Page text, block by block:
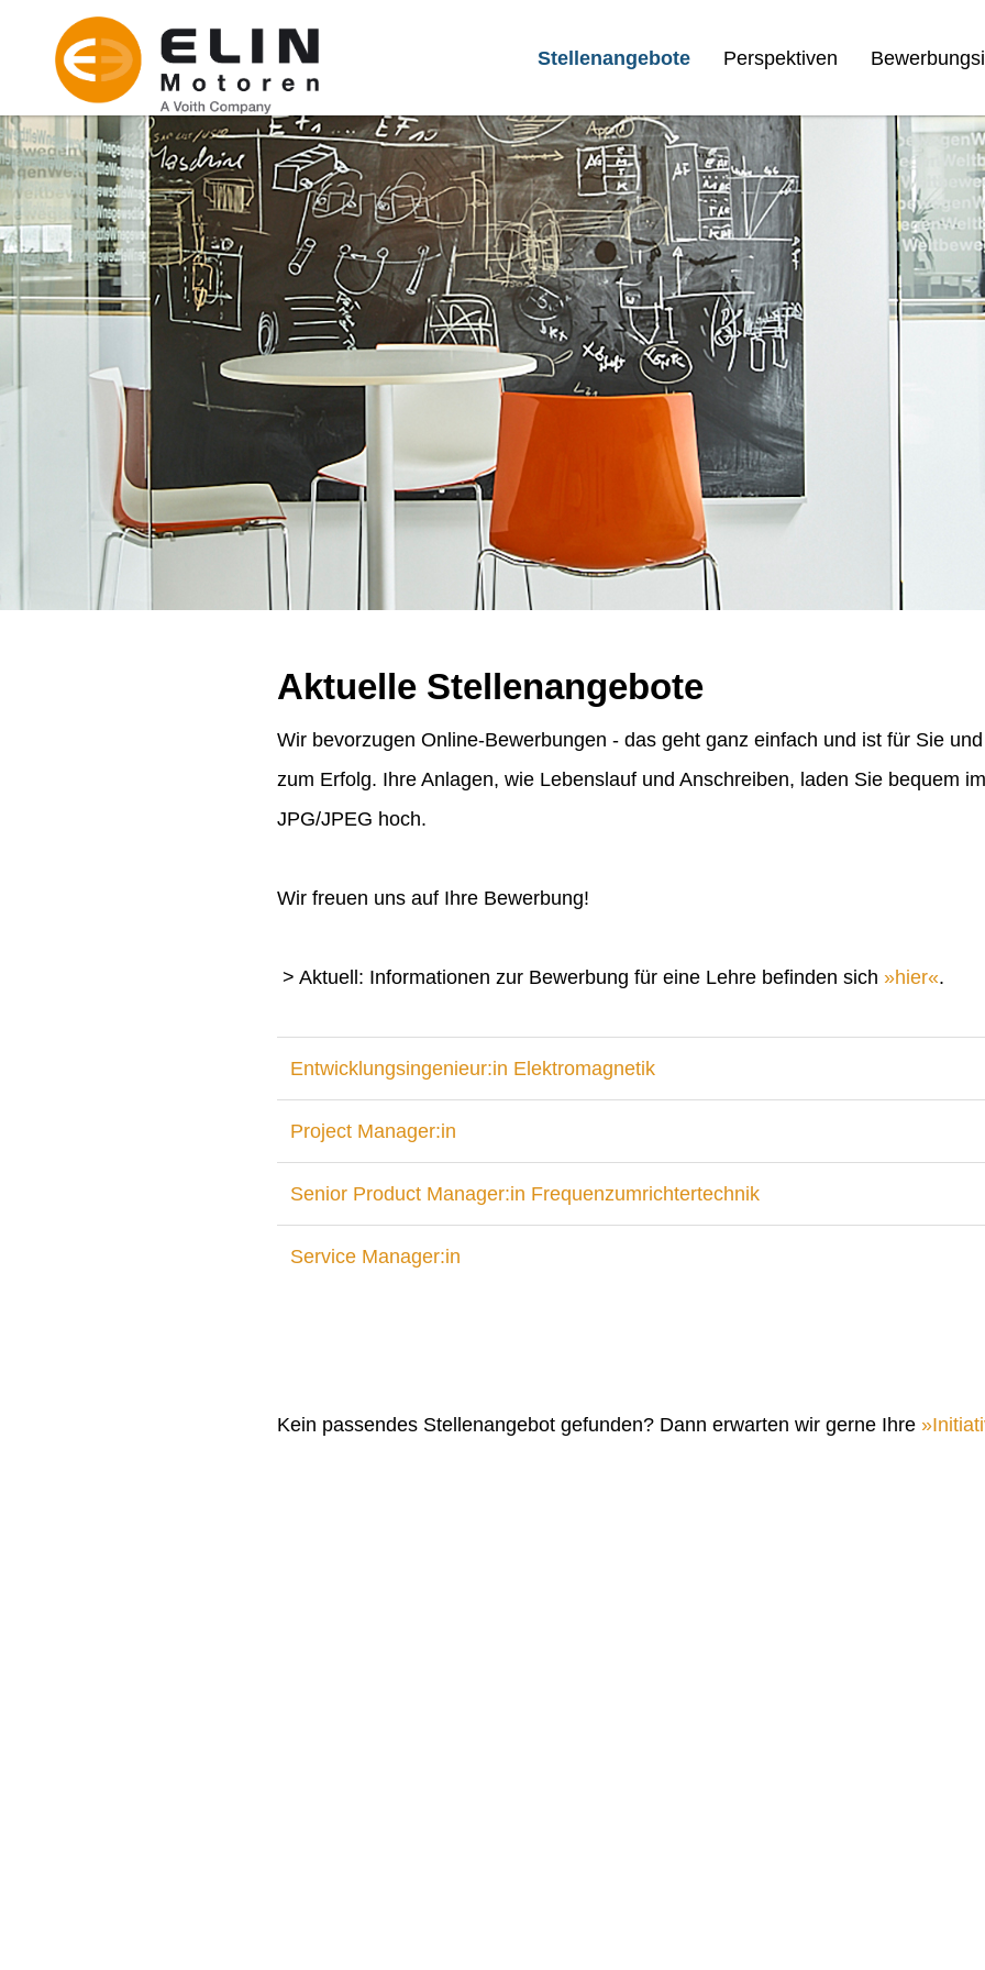
Stellenangebote Perspektiven
Aktuelle Stellenangebote
Wir bevorzugen Online-Bewerbungen - das geht ganz einfach und ist für Sie
zum Erfolg. Ihre Anlagen, wie Lebenslauf und Anschreiben, laden Sie bequem
JPG/JPEG hoch.
Wir freuen uns auf Ihre Bewerbung!
> Aktuell: Informationen zur Bewerbung für eine Lehre befinden sich hier .
Entwicklungsingenieur:in Elektromagnetik
Project Manager:in
Senior Product Manager:in Frequenzumrichtertechnik
Service Manager:in
Kein passendes Stellenangebot gefunden? Dann erwarten wir gerne Ihre